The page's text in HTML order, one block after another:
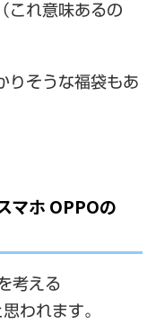
これ意味あるの
りそうな福袋もあ
マホ OPPOの
考える
思われます。